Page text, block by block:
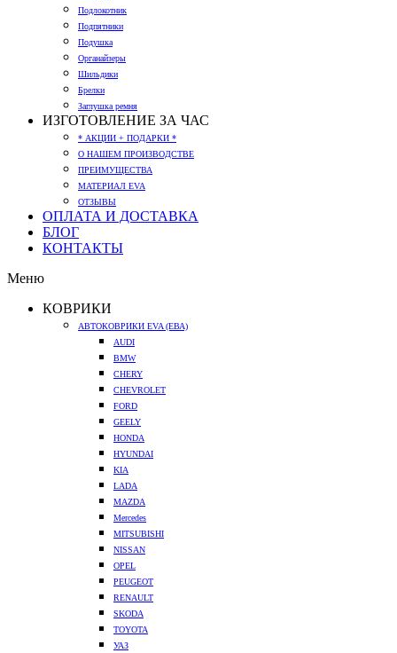
Подлокотник
Подпятники
Подушка
Органайзеры
Шильдики
Брелки
Заглушка ремня
ИЗГОТОВЛЕНИЕ ЗА ЧАС
* АКЦИИ + ПОДАРКИ *
О НАШЕМ ПРОИЗВОДСТВЕ
ПРЕИМУЩЕСТВА
МАТЕРИАЛ EVA
ОТЗЫВЫ
ОПЛАТА И ДОСТАВКА
БЛОГ
КОНТАКТЫ
Меню
КОВРИКИ
АВТОКОВРИКИ EVA (ЕВА)
AUDI
BMW
CHERY
CHEVROLET
FORD
GEELY
HONDA
HYUNDAI
KIA
LADA
MAZDA
Mercedes
MITSUBISHI
NISSAN
OPEL
PEUGEOT
RENAULT
SKODA
TOYOTA
УАЗ